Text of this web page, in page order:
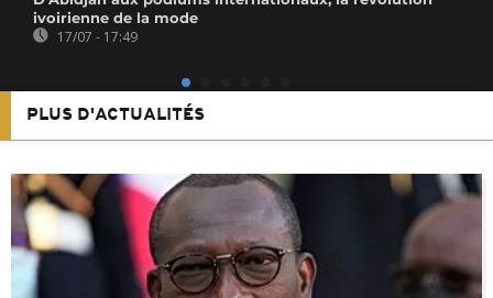
ivoirienne de la mode
17/07 - 17:49
PLUS D'ACTUALITÉS